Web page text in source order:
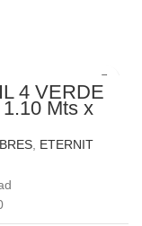
4 VERDE
Mts x
ETERNIT